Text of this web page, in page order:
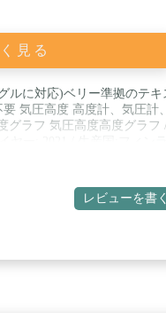
見る
ルに対応)ベリー準拠のテキ
気圧高度 高度計、気圧計、
グラフ 気圧高度高度グラフ
レビューを書く